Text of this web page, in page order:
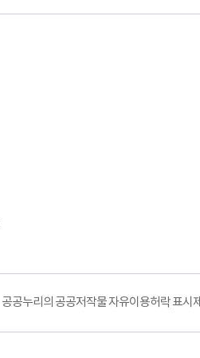
공공누리의 공공저작물 자유이용허락 표시